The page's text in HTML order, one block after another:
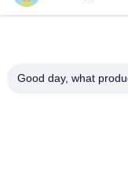
최상의 가격을
Good day, what